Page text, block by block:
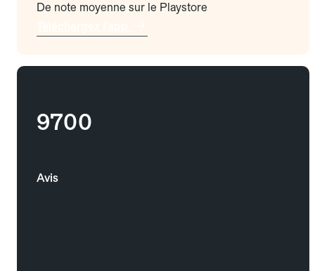
De note moyenne sur le Playstore
9700
Avis